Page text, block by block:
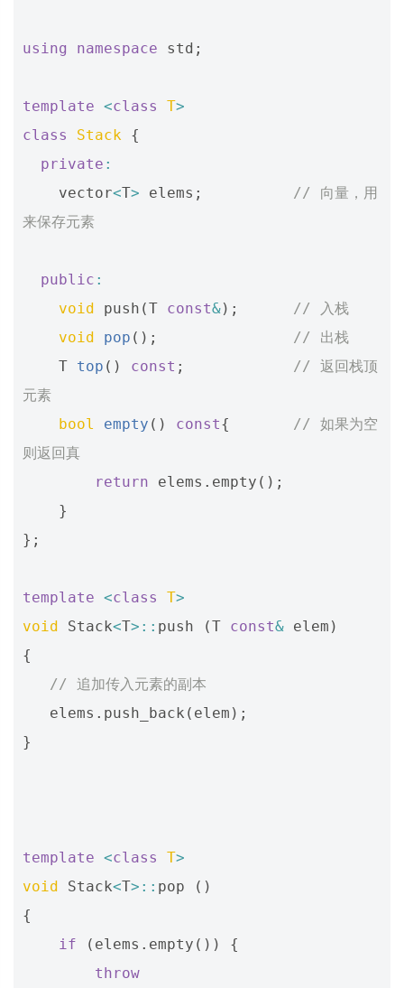
using namespace std ;
template <class T>
class
Stack {
private :
vector<T> elems ;
// 向量，用
来保存元素
public :
void
push (T const&);
// 入栈
void
pop ();
// 出栈
T top () const ;
// 返回栈顶
元素
bool
empty () const{
// 如果为空
则返回真
return
elems . empty ();
}
};
template <class T>
void
Stack<T>:: push (T const& elem )
{
// 追加传入元素的副本
elems . push_back ( elem );
}
template <class T>
void
Stack<T>:: pop
()
{
if
( elems . empty ())
{
throw